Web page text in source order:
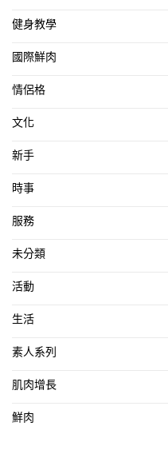
健身教學
國際鮮肉
情侶格
文化
新手
時事
服務
未分類
活動
生活
素人系列
肌肉增長
鮮肉